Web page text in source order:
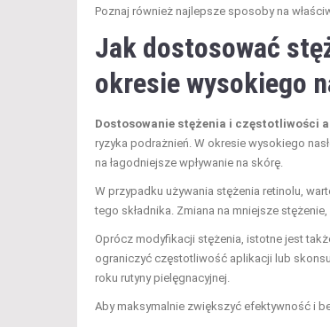
Poznaj również najlepsze sposoby na
Jak dostosować
okresie wysokiego
Dostosowanie stężenia i częstotliwości
ryzyka podrażnień. W okresie wysokiego
na łagodniejsze wpływanie na skórę.
W przypadku używania stężenia retinolu,
tego składnika. Zmiana na mniejsze
Oprócz modyfikacji stężenia, istotne jest
ograniczyć częstotliwość aplikacji lub
roku rutyny pielęgnacyjnej.
Aby maksymalnie zwiększyć efektywność i